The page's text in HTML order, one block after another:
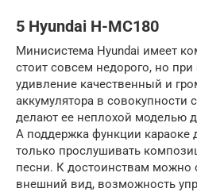
5 Hyundai H-MC180
Минисистема Hyundai имеет
стоит совсем недорого, но
удивление качественный и
аккумулятора в совокупности
делают ее неплохой моделью
А поддержка функции караоке
только прослушивать
песни. К достоинствам можно
внешний вид, возможность